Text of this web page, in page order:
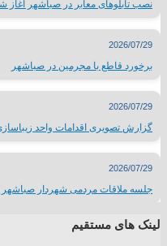
نصب تابلوهای معابر در صباشهر آغاز
2026/07/29
برخورد قاطع با مجرمین در صباشهر
2026/07/29
گزارش تصویری اقدامات واحد
2026/07/29
جلسه ملاقات مردمی شهردار صباشهر
لینک های مستقیم